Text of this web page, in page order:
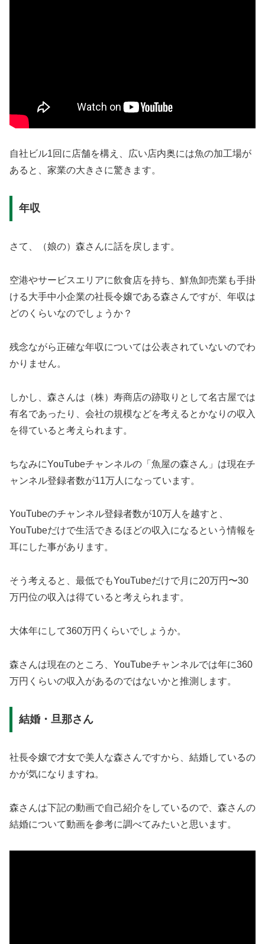
自社ビル1回に店舗を構え、広い店内奥には魚の加工場が
あると、家業の大きさに驚きます。
年収
さて、（娘の）森さんに話を戻します。
空港やサービスエリアに飲食店を持ち、鮮魚卸売業も手掛
ける大手中小企業の社長令嬢である森さんですが、年収は
どのくらいなのでしょうか？
残念ながら正確な年収については公表されていないのでわ
かりません。
しかし、森さんは（株）寿商店の跡取りとして名古屋では
有名であったり、会社の規模などを考えるとかなりの収入
を得ていると考えられます。
ちなみにYouTubeチャンネルの「魚屋の森さん」は現在チ
ャンネル登録者数が11万人になっています。
YouTubeのチャンネル登録者数が10万人を越すと、
YouTubeだけで生活できるほどの収入になるという情報を
耳にした事があります。
そう考えると、最低でもYouTubeだけで月に20万円〜30
万円位の収入は得ていると考えられます。
大体年にして360万円くらいでしょうか。
森さんは現在のところ、YouTubeチャンネルでは年に360
万円くらいの収入があるのではないかと推測します。
結婚・旦那さん
社長令嬢で才女で美人な森さんですから、結婚しているの
かが気になりますね。
森さんは下記の動画で自己紹介をしているので、森さんの
結婚について動画を参考に調べてみたいと思います。